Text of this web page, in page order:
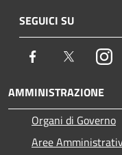
SEGUICI SU
Facebook Twitter
AMMINISTRAZIONE
Organi di Governo
Aree